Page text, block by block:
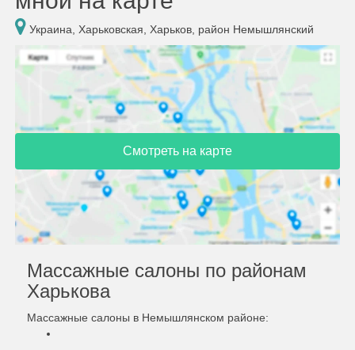
Украина, Харьковская, Харьков, район Немышлянский
Смотреть на карте
Массажные салоны по районам
Харькова
Массажные салоны в Немышлянском районе: